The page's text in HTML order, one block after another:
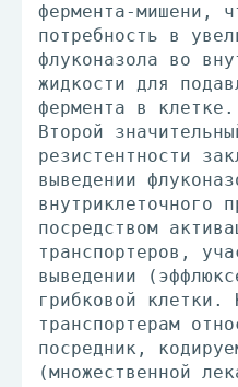
фермента-мишени,
потребность в
флуконазола во
жидкости для
фермента в клетке.
Второй
резистентности
выведении
внутриклеточного
посредством
транспортеров,
выведении
грибковой клетки.
транспортерам
посредник,
(множественной